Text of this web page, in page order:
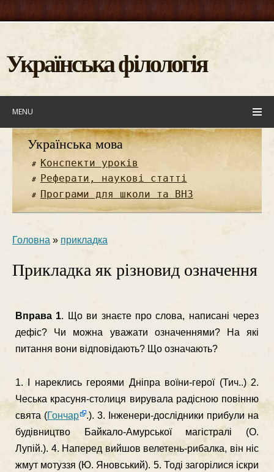
Українська філологія
MENU
Українська мова
Конспекти уроків
Реферати, наукові статті
Програми для школи та ВНЗ
Головна » прикладка
Прикладка як різновид означення
Вправа 1. Що ви знаєте про слова, написані через
дефіс? Чи можна уважати означеннями? На які
питання вони відповідають? Що означають?
1. І нарек­лись героями Дніпра воїни-герої (Тич..) 2.
Чеська красуня-столиця вирувала радісною повінню
свята (Гончар
.). 3. Інженери-дослідники прибули на
будівництво Байкало-Амурської магістралі (О.
Лупій.). 4. Наперед вийшов велетень-рибалка, він ніс
жмут мотуззя (Ю. Яновський). 5. Тоді загорілися іскри